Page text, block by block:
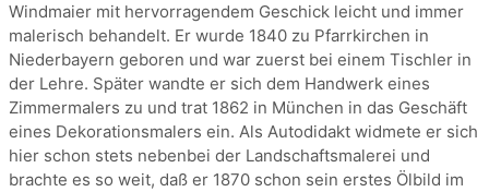
Windmaier mit hervorragendem Geschick leicht und immer
malerisch behandelt. Er wurde 1840 zu Pfarrkirchen in
Niederbayern geboren und war zuerst bei einem Tischler in
der Lehre. Später wandte er sich dem Handwerk eines
Zimmermalers zu und trat 1862 in München in das Geschäft
eines Dekorationsmalers ein. Als Autodidakt widmete er sich
hier schon stets nebenbei der Landschaftsmalerei und
brachte es so weit, daß er 1870 schon sein erstes Ölbild im